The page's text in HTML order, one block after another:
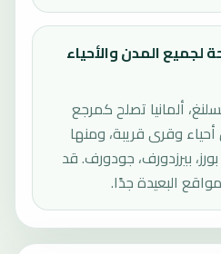
لجميع المدن والأحياء
ألمانيا تصلح كمرجع
وقرى قريبة، ومنها
بيرزدورف، جودورف. قد
البعيدة جدًا.